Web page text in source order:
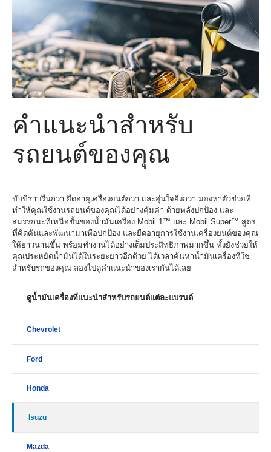
คำแนะนำสำหรับ
รถยนต์ของคุณ
ขับขี่ราบรื่นกว่า ยืดอายุเครื่องยนต์กว่า และอุ่นใจยิ่งกว่า มองหาตัวช่วยที่
ทำให้คุณใช้งานรถยนต์ของคุณได้อย่างคุ้มค่า ด้วยพลังปกป้อง และ
สมรรถนะที่เหนือชั้นของน้ำมันเครื่อง Mobil 1™ และ Mobil Super™ สูตร
ที่คิดค้นและพัฒนามาเพื่อปกป้อง และยืดอายุการใช้งานเครื่องยนต์ของคุณ
ให้ยาวนานขึ้น พร้อมทำงานได้อย่างเต็มประสิทธิภาพมากขึ้น ทั้งยังช่วยให้
คุณประหยัดน้ำมันได้ในระยะยาวอีกด้วย ได้เวลาค้นหาน้ำมันเครื่องที่ใช่
สำหรับรถของคุณ ลองไปดูคำแนะนำของเรากันได้เลย
ดูน้ำมันเครื่องที่แนะนำสำหรับรถยนต์แต่ละแบรนด์
Chevrolet
Ford
Honda
Isuzu
Mazda